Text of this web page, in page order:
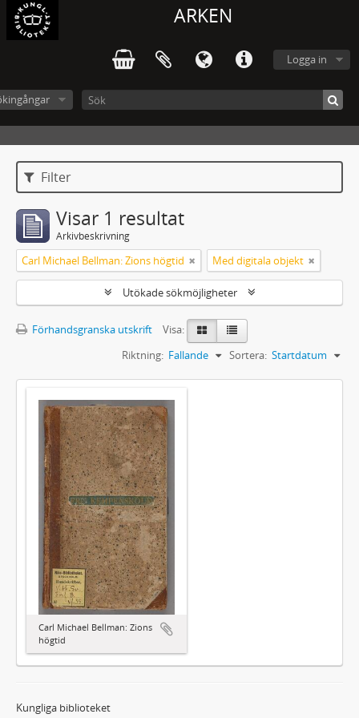
ARKEN
Logga in
Filter
Visar 1 resultat
Arkivbeskrivning
Carl Michael Bellman: Zions högtid Med digitala objekt
Utökade sökmöjligheter
Förhandsgranska utskrift
Visa:
Sortera: Startdatum
Riktning: Fallande
Carl Michael Bellman: Zions
högtid
Kungliga biblioteket